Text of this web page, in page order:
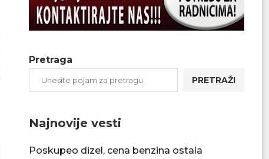
Pretraga
PRETRAŽI
Najnovije vesti
Poskupeo dizel, cena benzina ostala